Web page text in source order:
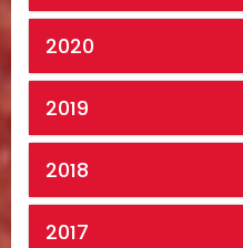
2020
2019
2018
2017